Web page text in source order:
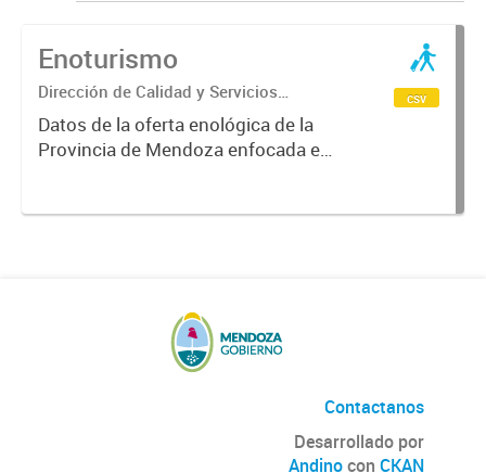
Enoturismo
Dirección de Calidad y Servicios
Turísticos
Datos de la oferta enológica de la
Provincia de Mendoza enfocada en
y empresas relacionadas al turismo
csv
Contactanos
Desarrollado por
Andinocon CKAN